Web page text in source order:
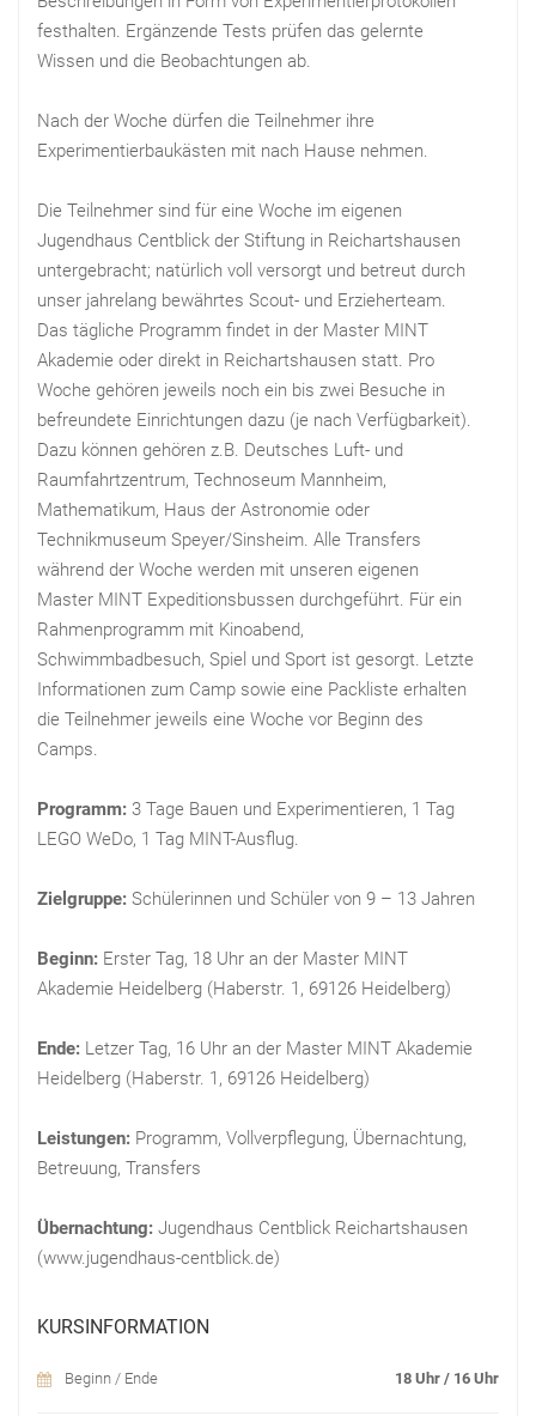
festhalten. Ergänzende Tests prüfen das gelernte
Wissen und die Beobachtungen ab.
Nach der Woche dürfen die Teilnehmer ihre
Experimentierbaukästen mit nach Hause nehmen.
Die Teilnehmer sind für eine Woche im eigenen
Jugendhaus Centblick der Stiftung in Reichartshausen
untergebracht; natürlich voll versorgt und betreut durch
unser jahrelang bewährtes Scout- und Erzieherteam.
Das tägliche Programm findet in der Master MINT
Akademie oder direkt in Reichartshausen statt. Pro
Woche gehören jeweils noch ein bis zwei Besuche in
befreundete Einrichtungen dazu (je nach Verfügbarkeit).
Dazu können gehören z.B. Deutsches Luft- und
Raumfahrtzentrum, Technoseum Mannheim,
Mathematikum, Haus der Astronomie oder
Technikmuseum Speyer/Sinsheim. Alle Transfers
während der Woche werden mit unseren eigenen
Master MINT Expeditionsbussen durchgeführt. Für ein
Rahmenprogramm mit Kinoabend,
Schwimmbadbesuch, Spiel und Sport ist gesorgt. Letzte
Informationen zum Camp sowie eine Packliste erhalten
die Teilnehmer jeweils eine Woche vor Beginn des
Camps.
Programm: 3 Tage Bauen und Experimentieren, 1 Tag
LEGO WeDo, 1 Tag MINT-Ausflug.
Zielgruppe: Schülerinnen und Schüler von 9 – 13 Jahren
Beginn: Erster Tag, 18 Uhr an der Master MINT
Akademie Heidelberg (Haberstr. 1, 69126 Heidelberg)
Ende: Letzer Tag, 16 Uhr an der Master MINT Akademie
Heidelberg (Haberstr. 1, 69126 Heidelberg)
Leistungen: Programm, Vollverpflegung, Übernachtung,
Betreuung, Transfers
Übernachtung: Jugendhaus Centblick Reichartshausen
(www.jugendhaus-centblick.de)
KURSINFORMATION
Beginn / Ende 18 Uhr / 16 Uhr